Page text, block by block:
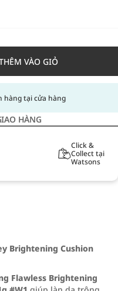
VÀO GIỎ
hàng tại cửa hàng
HÀNG
Click &
Collect tại
Watsons
Brightening Cushion
Flawless Brightening